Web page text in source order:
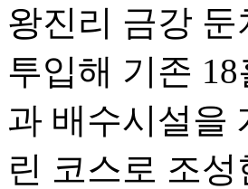
왕진리 금강
투입해 기존
과 배수시설을
린 코스로 조